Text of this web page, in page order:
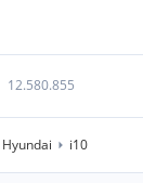
12.580.855
Hyundai i10